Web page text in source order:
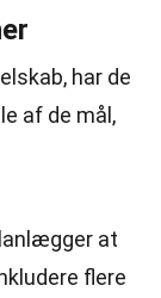
har de
af de mål,
at
flere